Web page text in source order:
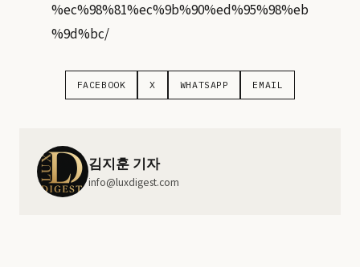
%ec%98%81%ec%9b%90%ed%95%98%eb
%9d%bc/
FACEBOOK X WHATSAPP EMAIL
김지훈 기자
info@luxdigest.com